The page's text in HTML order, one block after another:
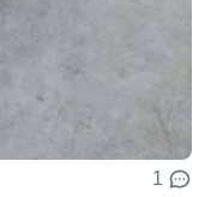
1